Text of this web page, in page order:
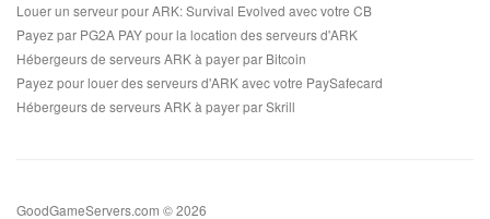
Louer un serveur pour ARK: Survival Evolved avec votre CB
Payez par PG2A PAY pour la location des serveurs d'ARK
Hébergeurs de serveurs ARK à payer par Bitcoin
Payez pour louer des serveurs d'ARK avec votre PaySafecard
Hébergeurs de serveurs ARK à payer par Skrill
GoodGameServers.com © 2026